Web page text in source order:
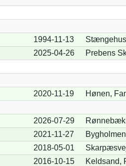
1994-11-13
2025-04-26
Prebens
2020-11-19
Hønen,
2026-07-29
2021-11-27
2018-05-01
2016-10-15
Keldsand,